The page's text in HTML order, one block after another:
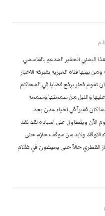
اليمني الحقير المدعو بالقاسمي
بينها قناة العبريه بفبركه الاخبار
تقوم قطر برفع قضايا في المحاكم
والنيل من سمعتها وسمعه
كان فقيرآ في احياء عدن بعد
الآن ويتطاول على اسياده لقد نفذ
الاوقاد ولابد من موقف حازم حتى
حالآ حتى يعيشون في ظلام